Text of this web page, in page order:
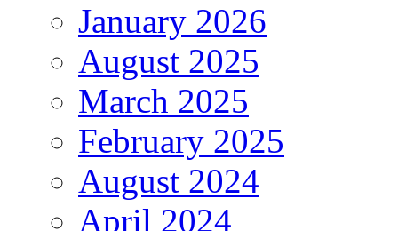
January 2026
August 2025
March 2025
February 2025
August 2024
April 2024